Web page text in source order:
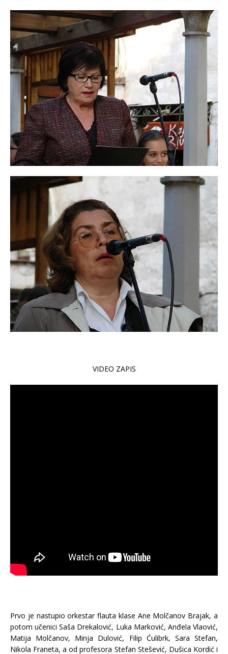
VIDEO ZAPIS
Prvo je nastupio orkestar flauta klase Ane Molčanov Brajak, a
potom učenici Saša Drekalović, Luka Marković, Anđela Vlaović,
Matija Molčanov, Minja Dulović, Filip Ćulibrk, Sara Stefan,
Nikola Franeta, a od profesora Stefan Stešević, Dušica Kordić i